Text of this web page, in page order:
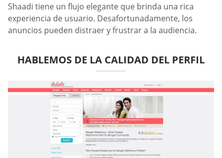
Shaadi tiene un flujo elegante que brinda una rica
experiencia de usuario. Desafortunadamente, los
anuncios pueden distraer y frustrar a la audiencia.
HABLEMOS DE LA CALIDAD DEL PERFIL